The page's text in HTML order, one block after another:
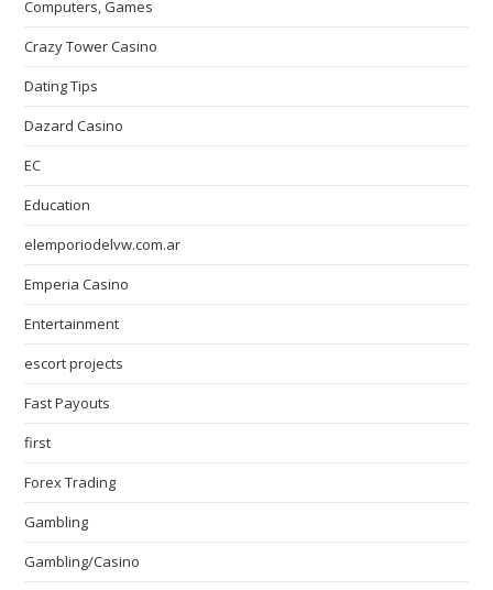
Computers, Games
Crazy Tower Сasino
Dating Tips
Dazard Casino
EC
Education
elemporiodelvw.com.ar
Emperia Casino
Entertainment
escort projects
Fast Payouts
first
Forex Trading
Gambling
Gambling/Casino